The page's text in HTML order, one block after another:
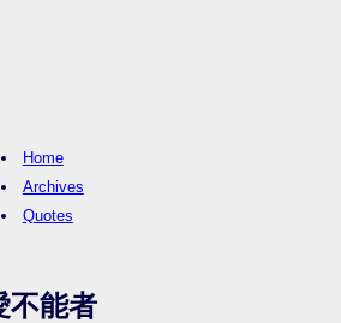
Home
Archives
Quotes
不能者